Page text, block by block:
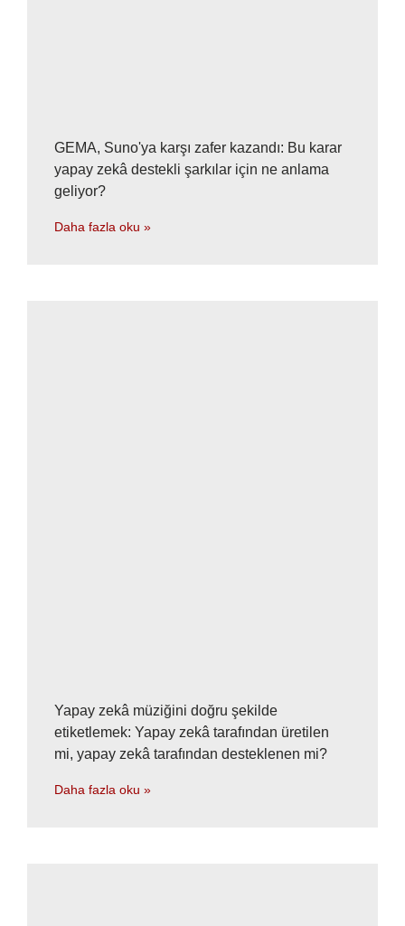
GEMA, Suno'ya karşı zafer kazandı: Bu karar
yapay zekâ destekli şarkılar için ne anlama
geliyor?
Daha fazla oku »
Yapay zekâ müziğini doğru şekilde
etiketlemek: Yapay zekâ tarafından üretilen
mi, yapay zekâ tarafından desteklenen mi?
Daha fazla oku »